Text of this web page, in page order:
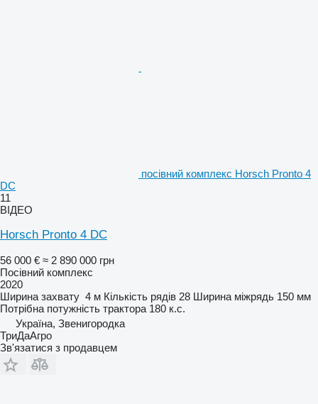
посівний комплекс Horsch Pronto 4
DC
11
ВІДЕО
Horsch Pronto 4 DC
56 000 € ≈ 2 890 000 грн
Посівний комплекс
2020
Ширина захвату 4 м Кількість рядів 28 Ширина міжрядь 150 мм
Потрібна потужність трактора 180 к.с.
Україна, Звенигородка
ТриДаАгро
Зв'язатися з продавцем